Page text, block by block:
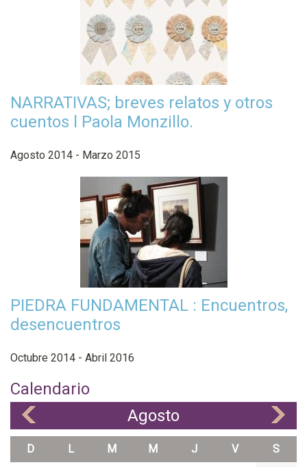
NARRATIVAS; breves relatos y otros
cuentos l Paola Monzillo.
Agosto 2014 - Marzo 2015
PIEDRA FUNDAMENTAL : Encuentros,
desencuentros
Octubre 2014 - Abril 2016
Calendario
Agosto
D L M M J V S